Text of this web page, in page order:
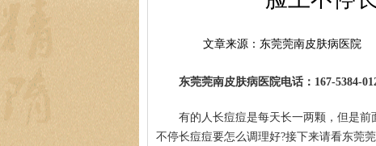
文章来源：东莞莞南皮肤病医院
东莞莞南皮肤病医院电话：167-5384-
有的人长痘痘是每天长一两颗，但是
不停长痘痘要怎么调理好?接下来请看东莞